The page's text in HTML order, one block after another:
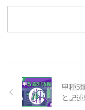
基礎知識：5問構造・機能
備：15問計30問 実技試験
に加圧します。その水圧を
かけ、本体容器とキャップ
圧性能点検から3年を経過し
ないものは除かれます。
腐食や著しい変形などは、
ず廃棄します。 本体容器を
甲種5
と記